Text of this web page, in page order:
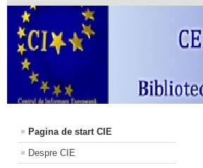
Pagina de start CIE
Despre CIE